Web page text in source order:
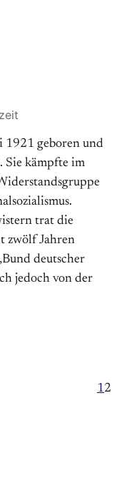
1921 geboren und
Sie kämpfte im
trat die
zwölf Jahren
deutscher
jedoch von der
12